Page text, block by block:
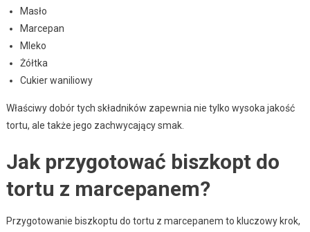
Masło
Marcepan
Mleko
Żółtka
Cukier waniliowy
Właściwy dobór tych składników zapewnia nie tylko wysoka jakość
tortu, ale także jego zachwycający smak.
Jak przygotować biszkopt do
tortu z marcepanem?
Przygotowanie biszkoptu do tortu z marcepanem to kluczowy krok,